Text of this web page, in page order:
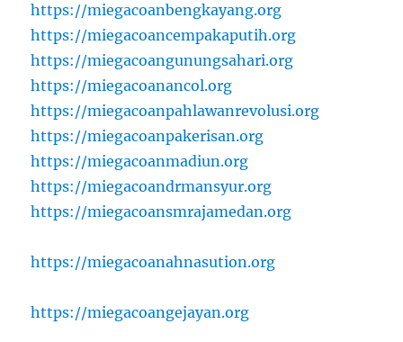
https://miegacoanbengkayang.org
https://miegacoancempakaputih.org
https://miegacoangunungsahari.org
https://miegacoanancol.org
https://miegacoanpahlawanrevolusi.org
https://miegacoanpakerisan.org
https://miegacoanmadiun.org
https://miegacoandrmansyur.org
https://miegacoansmrajamedan.org
https://miegacoanahnasution.org
https://miegacoangejayan.org